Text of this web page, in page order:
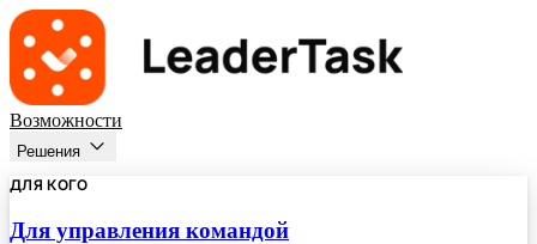
Возможности
Решения
ДЛЯ КОГО
Для управления командой